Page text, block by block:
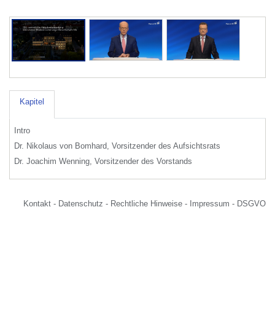
Kapitel
Intro
Dr. Nikolaus von Bomhard, Vorsitzender des Aufsichtsrats
Dr. Joachim Wenning, Vorsitzender des Vorstands
Kontakt - Datenschutz - Rechtliche Hinweise - Impressum - DSGVO